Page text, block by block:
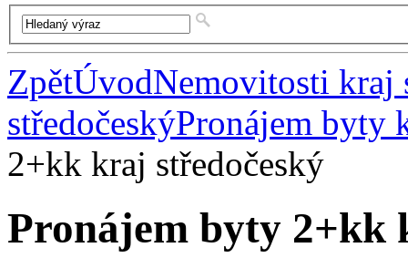
ZpětÚvodNemovitosti kraj
středočeskýPronájem byty
2+kk kraj středočeský
Pronájem byty 2+kk